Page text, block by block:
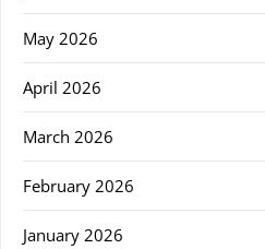
May 2026
April 2026
March 2026
February 2026
January 2026